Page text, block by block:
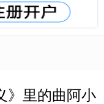
》里的曲阿小